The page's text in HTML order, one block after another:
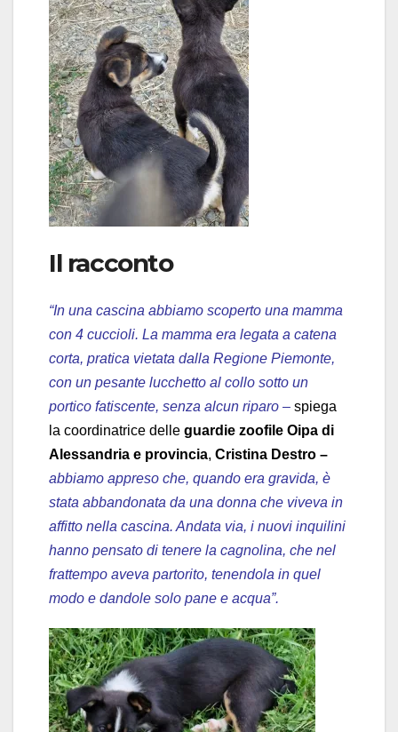
Il racconto
“In una cascina abbiamo scoperto una mamma
con 4 cuccioli. La mamma era legata a catena
corta, pratica vietata dalla Regione Piemonte,
con un pesante lucchetto al collo sotto un
portico fatiscente, senza alcun riparo – spiega
la coordinatrice delle guardie zoofile Oipa di
Alessandria e provincia, Cristina Destro –
abbiamo appreso che, quando era gravida, è
stata abbandonata da una donna che viveva in
affitto nella cascina. Andata via, i nuovi inquilini
hanno pensato di tenere la cagnolina, che nel
frattempo aveva partorito, tenendola in quel
modo e dandole solo pane e acqua”.